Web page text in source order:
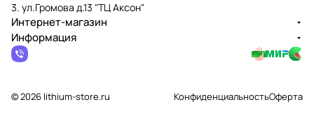
3. ул.Громова д.13 "ТЦ Аксон"
Интернет-магазин
Информация
© 2026 lithium-store.ru КонфиденциальностьОферта